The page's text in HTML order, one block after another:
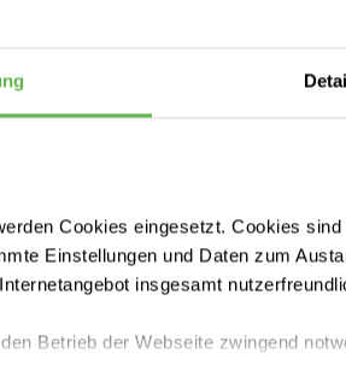
Cookies eingesetzt. Cookies
Einstellungen und Daten zum
insgesamt
Betrieb der Webseite zwingend
und